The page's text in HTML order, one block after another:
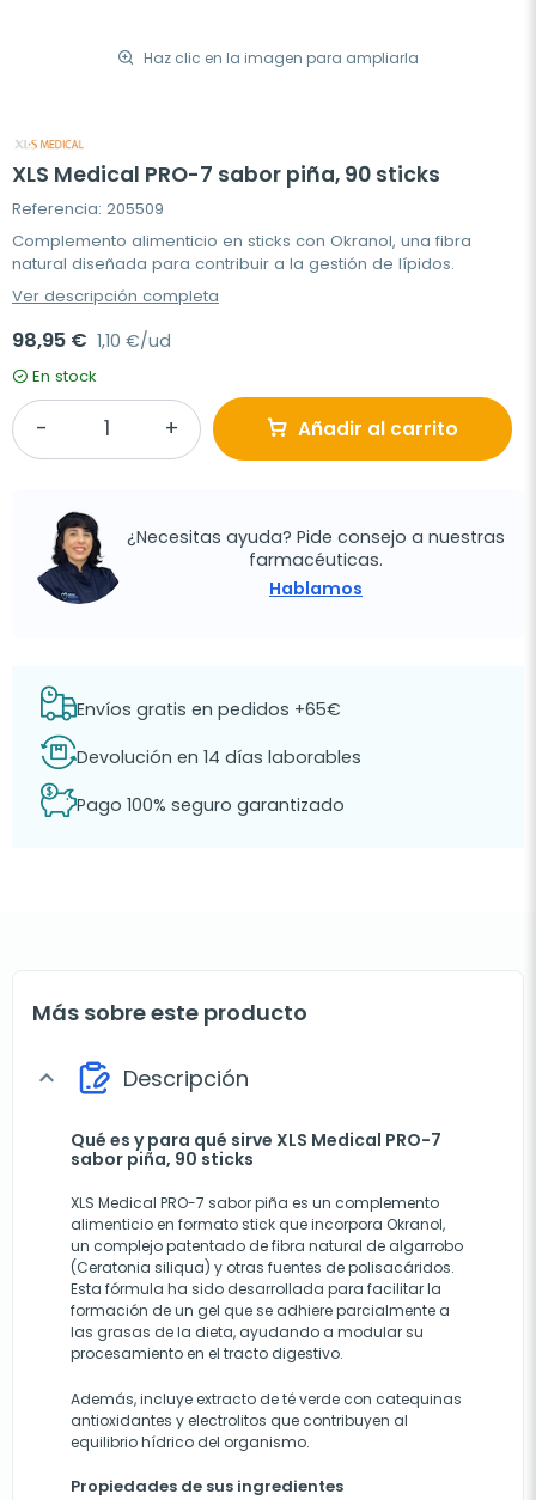
Haz clic en la imagen para ampliarla
XLS Medical PRO-7 sabor piña, 90 sticks
Referencia: 205509
Complemento alimenticio en sticks con Okranol, una fibra
natural diseñada para contribuir a la gestión de lípidos.
Ver descripción completa
98,95 € 1,10 €/ud
En stock
Añadir al carrito
¿Necesitas ayuda? Pide consejo a nuestras
farmacéuticas.
Hablamos
Envíos gratis en pedidos +65€
Devolución en 14 días laborables
Pago 100% seguro garantizado
Más sobre este producto
expand_more Descripción
Qué es y para qué sirve XLS Medical PRO-7
sabor piña, 90 sticks
XLS Medical PRO-7 sabor piña es un complemento
alimenticio en formato stick que incorpora Okranol,
un complejo patentado de fibra natural de algarrobo
(Ceratonia siliqua) y otras fuentes de polisacáridos.
Esta fórmula ha sido desarrollada para facilitar la
formación de un gel que se adhiere parcialmente a
las grasas de la dieta, ayudando a modular su
procesamiento en el tracto digestivo.
Además, incluye extracto de té verde con catequinas
antioxidantes y electrolitos que contribuyen al
equilibrio hídrico del organismo.
Propiedades de sus ingredientes